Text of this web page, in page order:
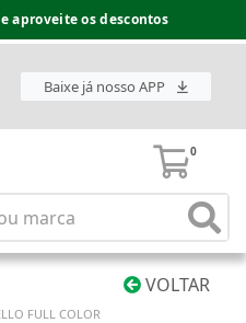
aproveite os descontos
Baixe já nosso APP
0
VOLTAR
FULL COLOR